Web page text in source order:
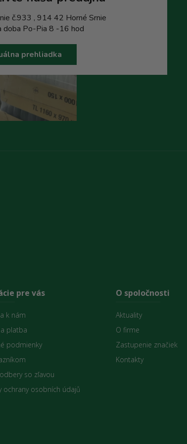
č.933 , 914 42 Horné Srnie
doba Po-Pia 8 -16 hod
prehliadka
pre vás
k nám
platba
podmienky
so zľavou
ochrany osobních údajů
O spoločnosti
Aktuality
O firme
Zastupenie značiek
Kontakty